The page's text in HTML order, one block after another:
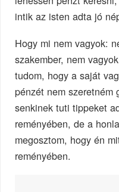
intik az isten adta jó
Hogy mi nem vagyok:
szakember, nem
tudom, hogy a saját
pénzét nem szeretném
senkinek tuti tippeket
reményében, de a
megosztom, hogy én
reményében.